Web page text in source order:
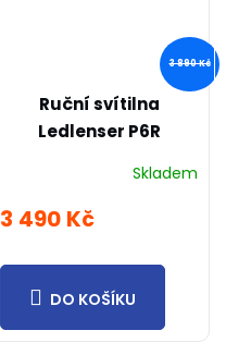
3 890 Kč
Ruční svítilna
Ledlenser P6R
Skladem
3 490 Kč
DO KOŠÍKU